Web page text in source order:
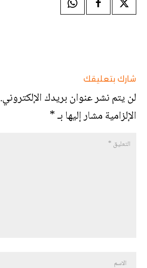
شارك بتعليقك
لن يتم نشر عنوان بريدك الإلكتروني.
الإلزامية مشار إليها بـ*